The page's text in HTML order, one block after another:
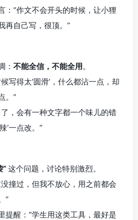
：“作文不会开头的时候，让小狸
再自己写，很顶。”
： 不能全信，不能全用。
写得太‘圆滑’，什么都沾一点，却
。”
，会有一种文字都一个味儿的错
’一点改。”
” 这个问题，讨论特别激烈。
撞过，但我不放心，用之前都会
”
提醒：“学生用这类工具，最好是